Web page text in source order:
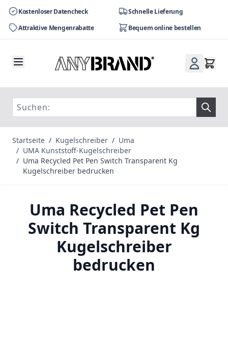
Kostenloser Datencheck
Schnelle Lieferung
Attraktive Mengenrabatte
Bequem online bestellen
Startseite / Kugelschreiber / Uma
/ UMA Kunststoff-Kugelschreiber
/ Uma Recycled Pet Pen Switch Transparent Kg
Kugelschreiber bedrucken
Uma Recycled Pet Pen
Switch Transparent Kg
Kugelschreiber
bedrucken